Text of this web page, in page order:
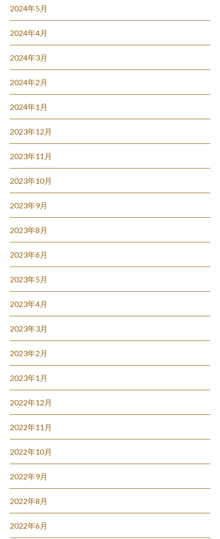
2024年5月
2024年4月
2024年3月
2024年2月
2024年1月
2023年12月
2023年11月
2023年10月
2023年9月
2023年8月
2023年6月
2023年5月
2023年4月
2023年3月
2023年2月
2023年1月
2022年12月
2022年11月
2022年10月
2022年9月
2022年8月
2022年6月